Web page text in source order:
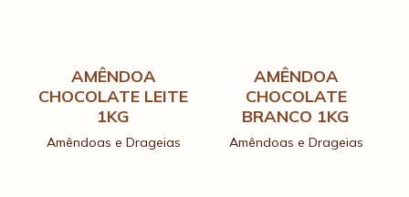
Amêndoas e Drageias
AMÊNDOA
CHOCOLATE LEITE
1KG
Amêndoas e Drageias
AMÊNDOA
CHOCOLATE
BRANCO 1KG